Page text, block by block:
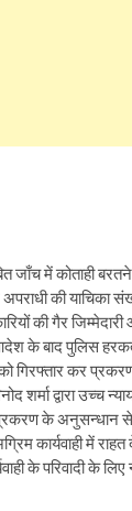
में कोताही बरतने
की
की गैर जिम्मेदारी
के बाद पुलिस
गिरफ्तार कर
द्वारा उच्च
के अनुसन्धान
कार्यवाही में राहत
के परिवादी के